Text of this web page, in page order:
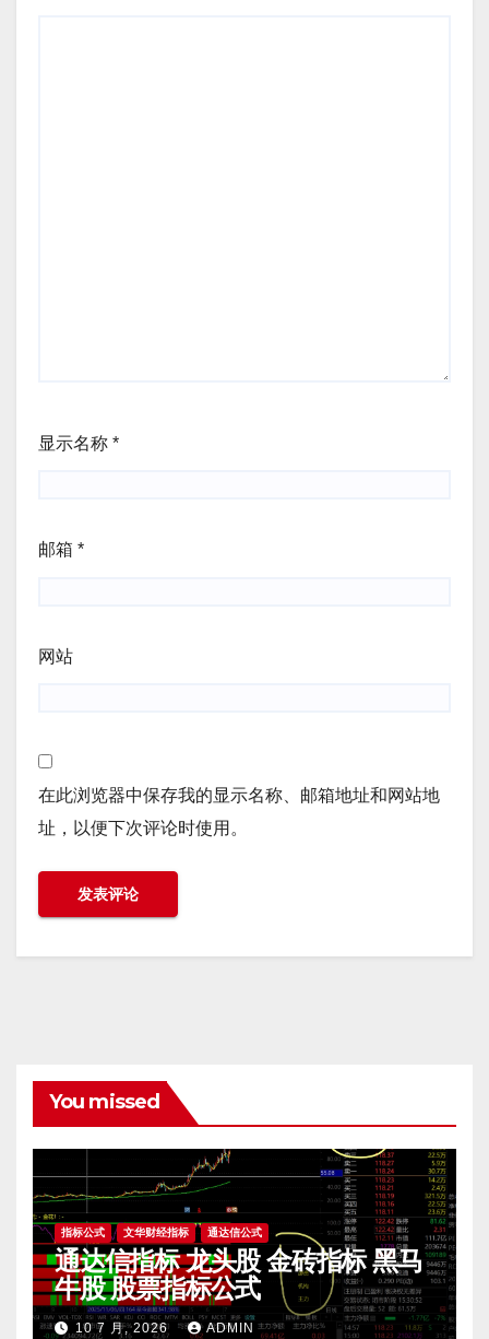
显示名称 *
邮箱 *
网站
在此浏览器中保存我的显示名称、邮箱地址和网站地
址，以便下次评论时使用。
You missed
指标公式 文华财经指标 通达信公式
通达信指标 龙头股 金砖指标 黑马
牛股 股票指标公式
10 7 月, 2026 ADMIN